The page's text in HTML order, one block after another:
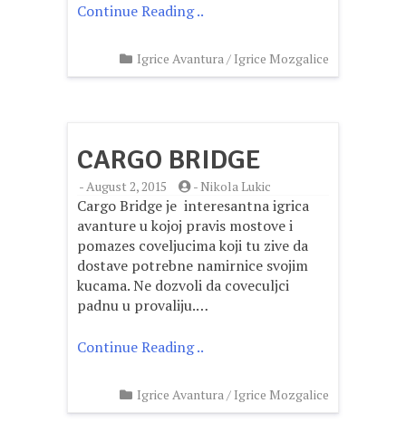
Continue Reading ..
Igrice Avantura/ Igrice Mozgalice
CARGO BRIDGE
-August 2, 2015 -Nikola Lukic
Cargo Bridge je interesantna igrica
avanture u kojoj pravis mostove i
pomazes coveljucima koji tu zive da
dostave potrebne namirnice svojim
kucama. Ne dozvoli da coveculjci
padnu u provaliju.…
Continue Reading ..
Igrice Avantura/ Igrice Mozgalice